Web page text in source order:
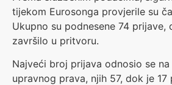
tijekom Eurosonga provjerile su
Ukupno su podnesene 74 prijave,
završilo u pritvoru.
Najveći broj prijava odnosio se
upravnog prava, njih 57, dok je 17